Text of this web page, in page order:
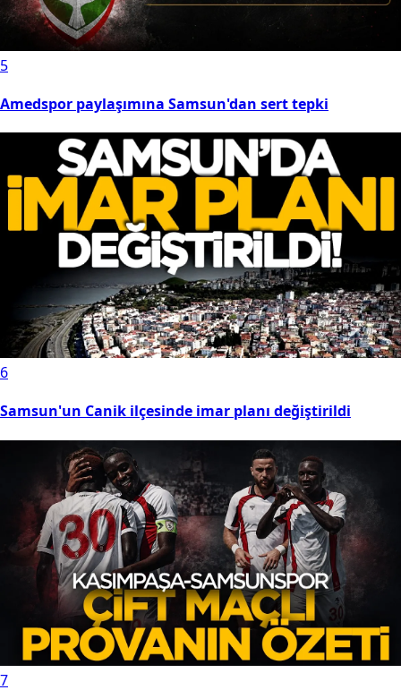
5
Amedspor paylaşımına Samsun'dan sert tepki
6
Samsun'un Canik ilçesinde imar planı değiştirildi
7